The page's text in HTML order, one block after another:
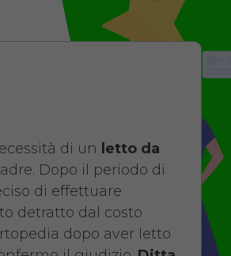
di un letto da
Dopo il periodo di
di effettuare
detratto dal costo
dopo aver letto